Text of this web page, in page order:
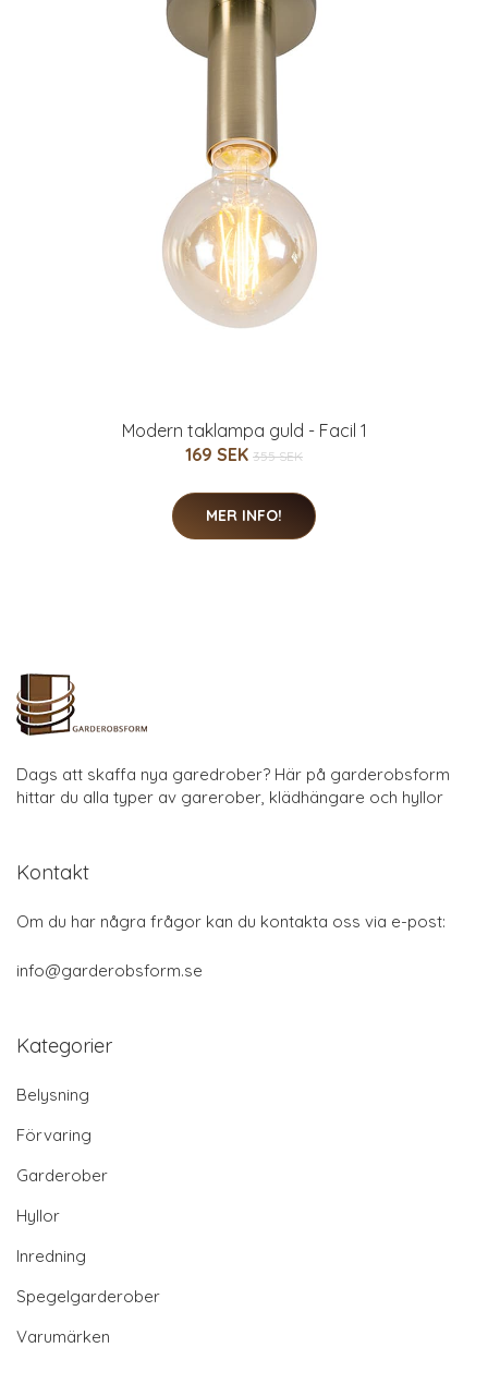
Modern taklampa guld - Facil 1
169 SEK 355 SEK
MER INFO!
Dags att skaffa nya garedrober? Här på garderobsform
hittar du alla typer av garerober, klädhängare och hyllor
Kontakt
Om du har några frågor kan du kontakta oss via e-post:
info@garderobsform.se
Kategorier
Belysning
Förvaring
Garderober
Hyllor
Inredning
Spegelgarderober
Varumärken